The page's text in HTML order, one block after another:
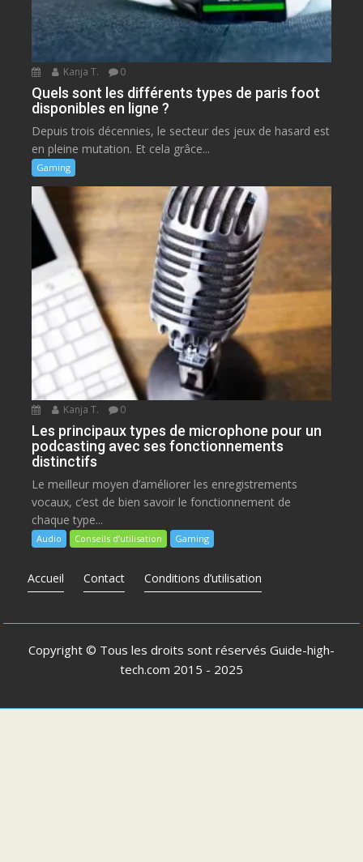
Kanja T. 0
Quels sont les différents types de paris foot
disponibles en ligne ?
Depuis trois décennies, le secteur des jeux de hasard est
en pleine mutation. Et cela grâce...
Gaming
Kanja T. 0
Les principaux types de microphone pour un
podcasting avec ses fonctionnements
distinctifs
Le meilleur moyen d’améliorer les enregistrements
vocaux, c’est de bien savoir le fonctionnement de
chaque type...
Audio Conseils d’utilisation Gaming
Accueil Contact Conditions d’utilisation
Copyright © Tous les droits sont réservés Guide-high-
tech.com 2015 - 2025